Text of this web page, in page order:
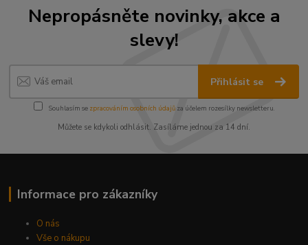
Nepropásněte novinky, akce a
slevy!
Přihlásit se
Souhlasím se zpracováním osobních údajůza účelem rozesílky newsletteru.
Můžete se kdykoli odhlásit. Zasíláme jednou za 14 dní.
Informace pro zákazníky
O nás
Vše o nákupu